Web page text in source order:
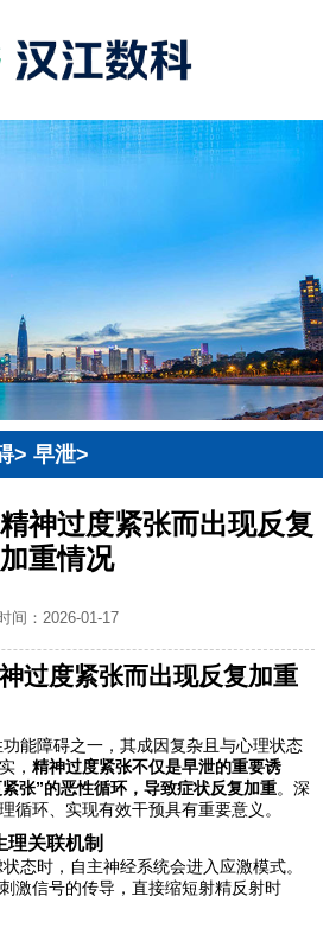
>早泄>
神过度紧张而出现反复
加重情况
间：2026-01-17
过度紧张而出现反复加重
能障碍之一，其成因复杂且与心理状态
，精神过度紧张不仅是早泄的重要诱
张”的恶性循环，导致症状反复加重。深
循环、实现有效干预具有重要意义。
理关联机制
态时，自主神经系统会进入应激模式。
激信号的传导，直接缩短射精反射时